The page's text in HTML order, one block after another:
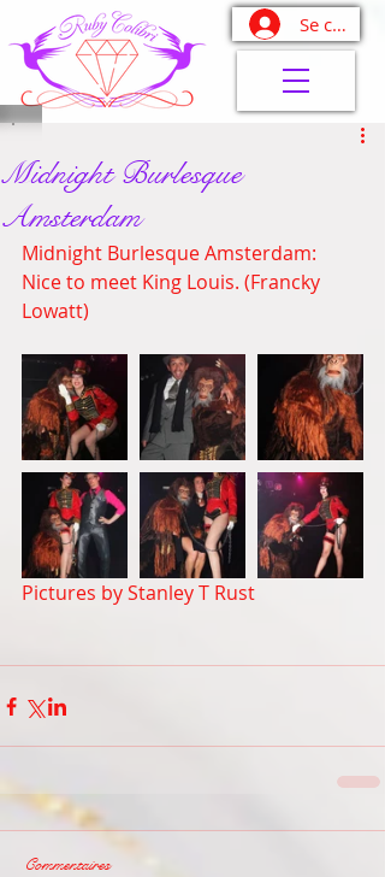
Se
Midnight Burlesque
Amsterdam
Midnight Burlesque Amsterdam:
Nice to meet King Louis. (Francky
Lowatt)
Pictures by Stanley T Rust
Commentaires